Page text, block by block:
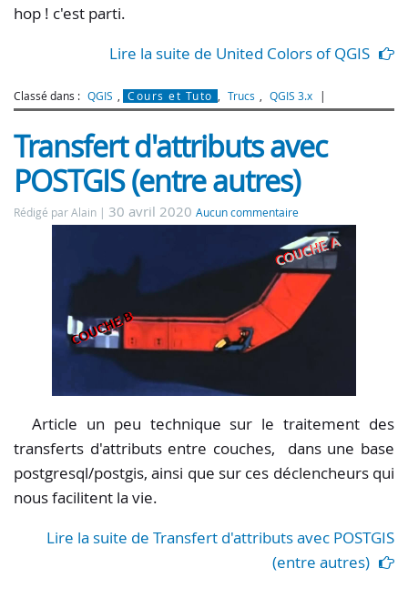
hop ! c'est parti.
Lire la suite de United Colors of QGIS
Classé dans : QGIS Cours et Tuto Trucs QGIS 3.x
Transfert d'attributs avec
POSTGIS (entre autres)
Rédigé par Alain 30 avril 2020 Aucun commentaire
Article un peu technique sur le traitement des
transferts d'attributs entre couches, dans une base
postgresql/postgis, ainsi que sur ces déclencheurs qui
nous facilitent la vie.
Lire la suite de Transfert d'attributs avec POSTGIS
(entre autres)